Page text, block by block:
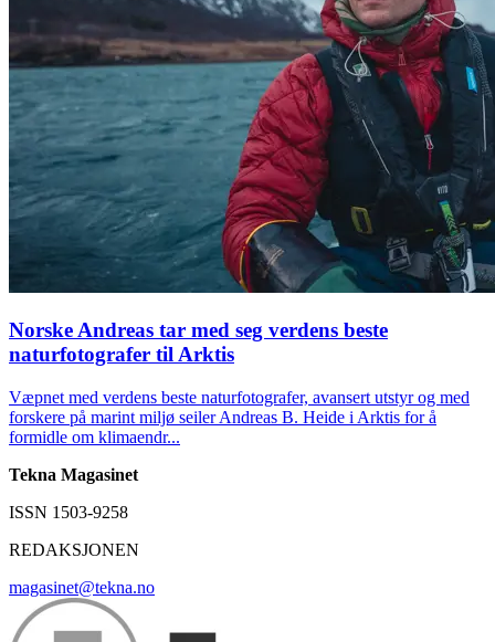
Norske Andreas tar med seg verdens beste
naturfotografer til Arktis
Væpnet med verdens beste naturfotografer, avansert utstyr og med
forskere på marint miljø seiler Andreas B. Heide i Arktis for å
formidle om klimaendr...
Tekna Magasinet
ISSN 1503-9258
REDAKSJONEN
magasinet@tekna.no